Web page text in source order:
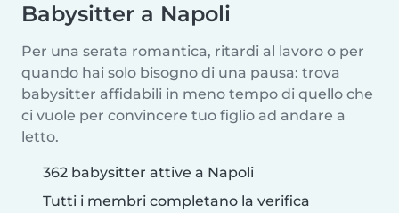
Babysitter a Napoli
Per una serata romantica, ritardi al lavoro o per
quando hai solo bisogno di una pausa: trova
babysitter affidabili in meno tempo di quello che
ci vuole per convincere tuo figlio ad andare a
letto.
362 babysitter attive a Napoli
Tutti i membri completano la verifica